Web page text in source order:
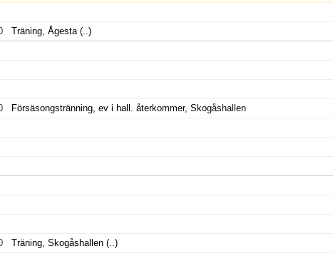
Träning, Ågesta (..)
Försäsongstränning, ev i hall. återkommer, Skogåshallen
Träning, Skogåshallen (..)